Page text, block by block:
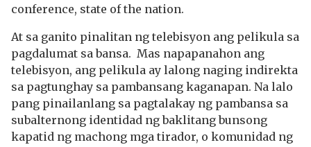
conference, state of the nation.
At sa ganito pinalitan ng telebisyon ang pelikula sa
pagdalumat sa bansa. Mas napapanahon ang
telebisyon, ang pelikula ay lalong naging indirekta
sa pagtunghay sa pambansang kaganapan. Na lalo
pang pinailanlang sa pagtalakay ng pambansa sa
subalternong identidad ng baklitang bunsong
kapatid ng machong mga tirador, o komunidad ng